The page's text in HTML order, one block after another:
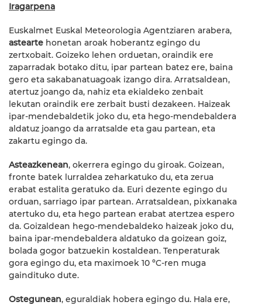
Iragarpena
Euskalmet Euskal Meteorologia Agentziaren arabera,
astearte honetan aroak hoberantz egingo du
zertxobait. Goizeko lehen orduetan, oraindik ere
zaparradak botako ditu, ipar partean batez ere, baina
gero eta sakabanatuagoak izango dira. Arratsaldean,
atertuz joango da, nahiz eta ekialdeko zenbait
lekutan oraindik ere zerbait busti dezakeen. Haizeak
ipar-mendebaldetik joko du, eta hego-mendebaldera
aldatuz joango da arratsalde eta gau partean, eta
zakartu egingo da.
Asteazkenean, okerrera egingo du giroak. Goizean,
fronte batek lurraldea zeharkatuko du, eta zerua
erabat estalita geratuko da. Euri dezente egingo du
orduan, sarriago ipar partean. Arratsaldean, pixkanaka
atertuko du, eta hego partean erabat atertzea espero
da. Goizaldean hego-mendebaldeko haizeak joko du,
baina ipar-mendebaldera aldatuko da goizean goiz,
bolada gogor batzuekin kostaldean. Tenperaturak
gora egingo du, eta maximoek 10 ºC-ren muga
gaindituko dute.
Ostegunean, eguraldiak hobera egingo du. Hala ere,